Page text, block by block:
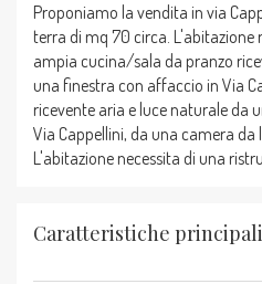
Proponiamo la vendita in via
terra di mq 70 circa. L'abitazione
ampia cucina/sala da pranzo
una finestra con affaccio in Via
ricevente aria e luce naturale da
Via Cappellini, da una camera da
L'abitazione necessita di una
Caratteristiche principali